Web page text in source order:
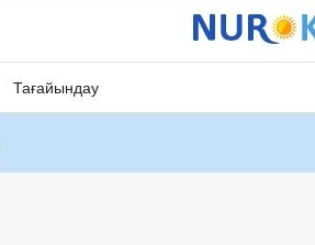
Тағайындау